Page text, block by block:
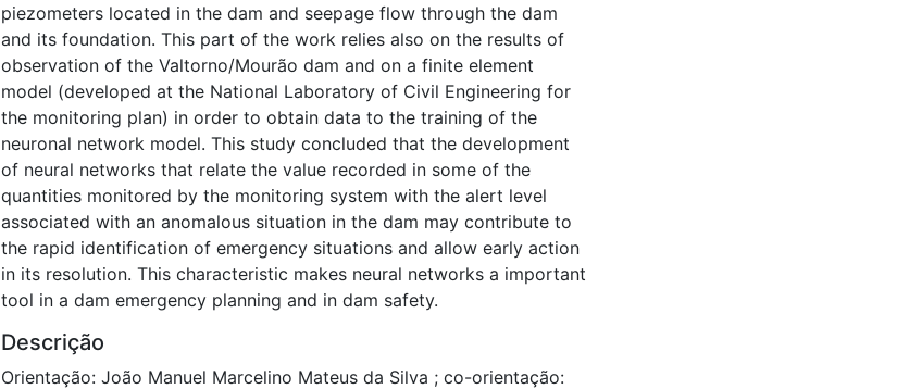
piezometers located in the dam and seepage flow through the dam
and its foundation. This part of the work relies also on the results of
observation of the Valtorno/Mourão dam and on a finite element
model (developed at the National Laboratory of Civil Engineering for
the monitoring plan) in order to obtain data to the training of the
neuronal network model. This study concluded that the development
of neural networks that relate the value recorded in some of the
quantities monitored by the monitoring system with the alert level
associated with an anomalous situation in the dam may contribute to
the rapid identification of emergency situations and allow early action
in its resolution. This characteristic makes neural networks a important
tool in a dam emergency planning and in dam safety.
Descrição
Orientação: João Manuel Marcelino Mateus da Silva ; co-orientação: